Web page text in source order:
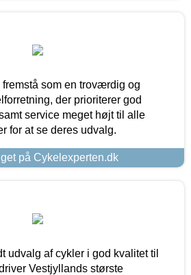
som en troværdig og
der prioriterer god
service meget højt til alle
for at se deres udvalg.
på Cykelexperten.dk
udvalg af cykler i god kvalitet til
Vestjyllands største